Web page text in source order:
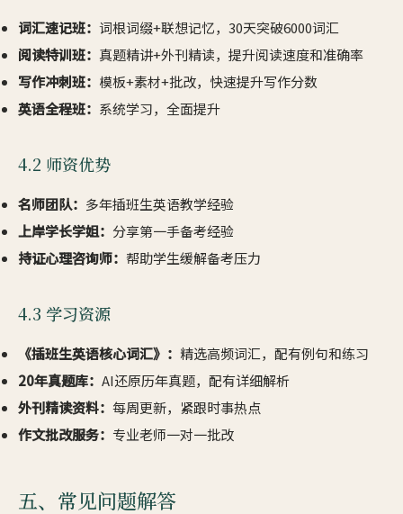
词汇速记班： 词根词缀+联想记忆，30天突破6000词汇
阅读特训班： 真题精讲+外刊精读，提升阅读速度和准确率
写作冲刺班： 模板+素材+批改，快速提升写作分数
英语全程班： 系统学习，全面提升
4.2 师资优势
名师团队： 多年插班生英语教学经验
上岸学长学姐： 分享第一手备考经验
持证心理咨询师： 帮助学生缓解备考压力
4.3 学习资源
《插班生英语核心词汇》： 精选高频词汇，配有例句和练习
20年真题库： AI还原历年真题，配有详细解析
外刊精读资料： 每周更新，紧跟时事热点
作文批改服务： 专业老师一对一批改
五、常见问题解答